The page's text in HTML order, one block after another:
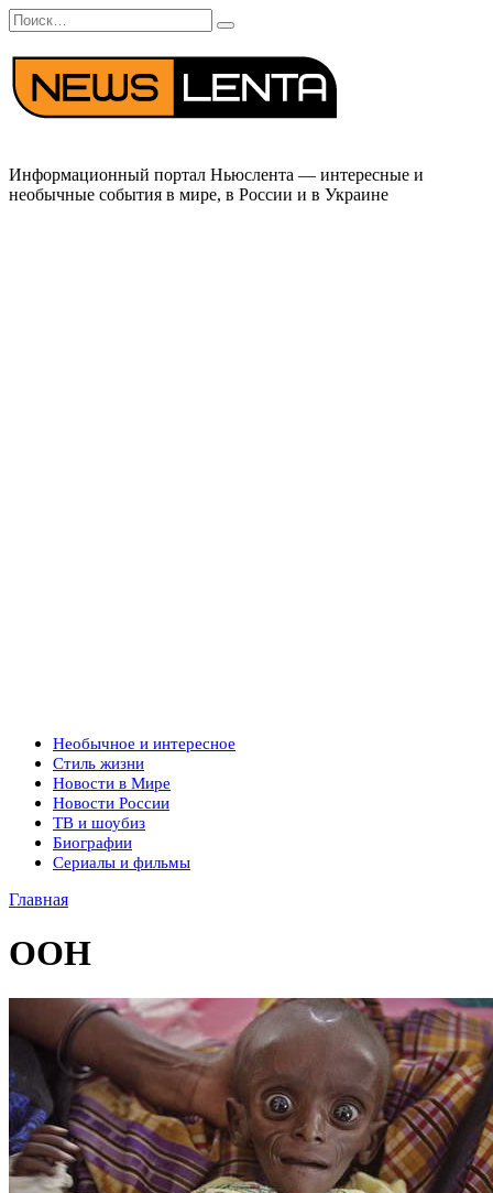
Перейти
к
содержанию
Search
for:
Информационный портал Ньюслента — интересные и
необычные события в мире, в России и в Украине
Необычное и интересное
Стиль жизни
Новости в Мире
Новости России
ТВ и шоубиз
Биографии
Сериалы и фильмы
Главная
ООН